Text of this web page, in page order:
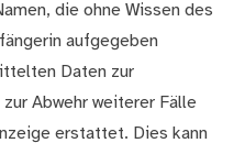
die ohne Wissen des
aufgegeben
Daten zur
Abwehr weiterer Fälle
erstattet. Dies kann